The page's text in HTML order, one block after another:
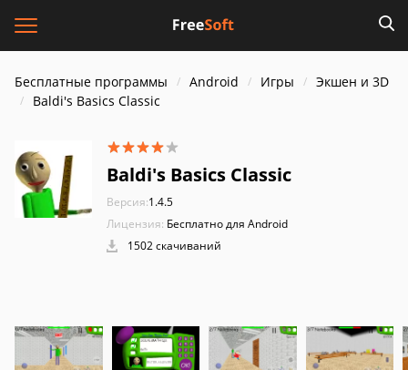
Бесплатные программы Android Игры
Экшен и 3D
Baldi's Basics Classic
Baldi's Basics Classic
Версия:1.4.5
Лицензия: Бесплатно для Android
1502 скачиваний